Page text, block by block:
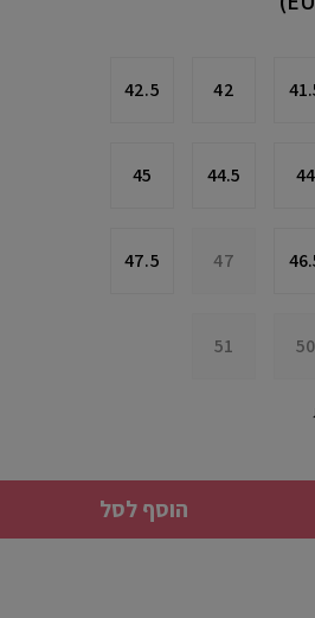
42
42.5
44
44.5
45
47
47.5
50
51
הוסף לסל